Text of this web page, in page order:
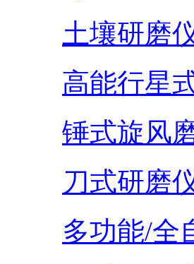
土壤研磨
高能行星
锤式旋风
刀式研磨
多功能/全